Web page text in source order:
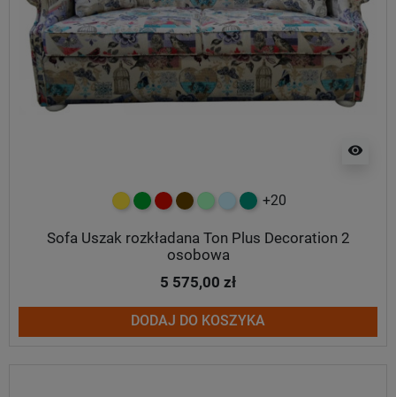
visibility
żółtyzielonyczerwony
czekoladowy
miętowybłękitny
turkusowy
+20
Sofa Uszak rozkładana Ton Plus Decoration 2
osobowa
5 575,00 zł
DODAJ DO KOSZYKA